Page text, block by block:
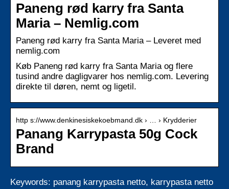
Paneng rød karry fra Santa
Maria – Nemlig.com
Paneng rød karry fra Santa Maria – Leveret med
nemlig.com
Køb Paneng rød karry fra Santa Maria og flere
tusind andre dagligvarer hos nemlig.com. Levering
direkte til døren, nemt og ligetil.
http s://www.denkinesiskekoebmand.dk › … › Krydderier
Panang Karrypasta 50g Cock
Brand
Keywords: panang karrypasta netto, karrypasta netto